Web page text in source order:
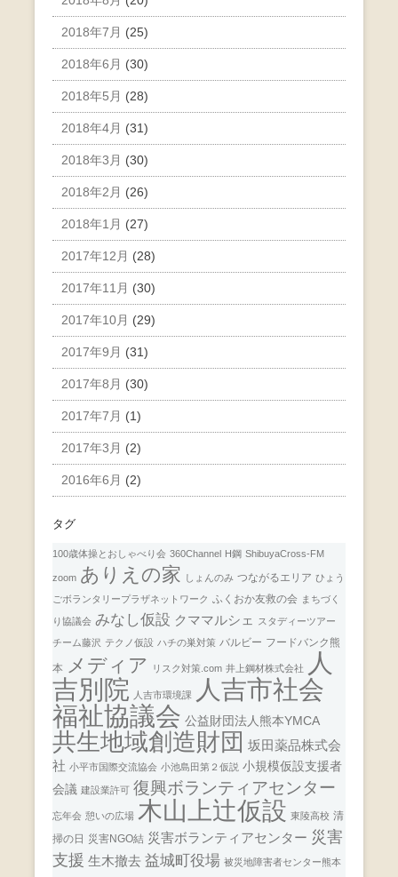
2018年7月 (25)
2018年6月 (30)
2018年5月 (28)
2018年4月 (31)
2018年3月 (30)
2018年2月 (26)
2018年1月 (27)
2017年12月 (28)
2017年11月 (30)
2017年10月 (29)
2017年9月 (31)
2017年8月 (30)
2017年7月 (1)
2017年3月 (2)
2016年6月 (2)
タグ
100歳体操とおしゃべり会 360Channel H鋼 ShibuyaCross-FM
zoom ありえの家 しょんのみ つながるエリア ひょう
ごボランタリープラザネットワーク ふくおか友救の会 まちづく
り協議会 みなし仮設 クママルシェ
スタディーツアー
チーム藤沢 テクノ仮設 ハチの巣対策 バルビー フードバンク熊
本 メディア リスク対策.com 井上鋼材株式会社
人
吉別院
人吉市環境課
人吉市社会
福祉協議会 公益財団法人熊本YMCA
共生地域創造財団 坂田薬品株式会
社 小平市国際交流協会 小池島田第２仮説 小規模仮設支援者
会議 建設業許可 復興ボランティアセンター
忘年会 憩いの広場 木山上辻仮設 東陵高校 清
掃の日 災害NGO結 災害ボランティアセンター 災害
支援 生木撤去 益城町役場 被災地障害者センター熊本